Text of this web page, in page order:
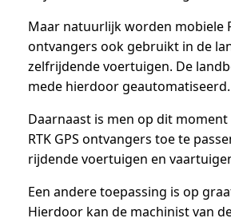
Maar natuurlijk worden mobiele
ontvangers ook gebruikt in de
zelfrijdende voertuigen. De
mede hierdoor geautomatiseerd.
Daarnaast is men op dit
RTK GPS ontvangers toe te
rijdende voertuigen en
Een andere toepassing is op
Hierdoor kan de machinist van